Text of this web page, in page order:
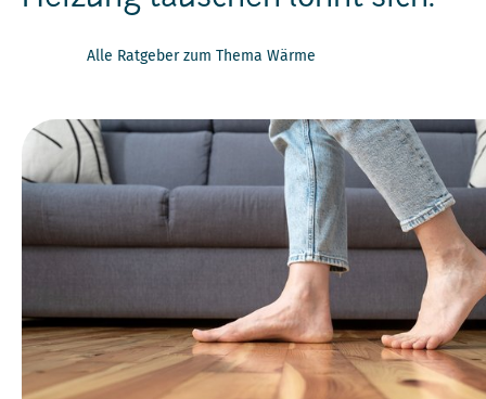
Alle Ratgeber zum Thema Wärme